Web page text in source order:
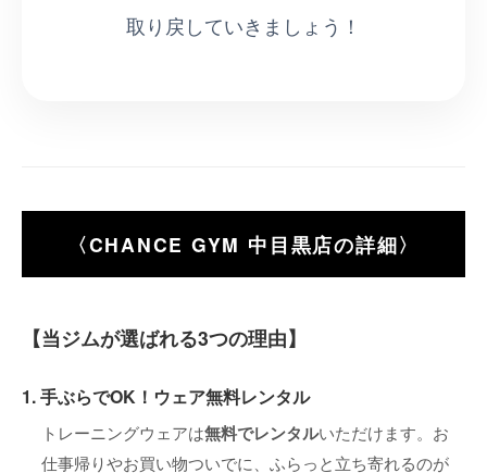
取り戻していきましょう！
〈CHANCE GYM 中目黒店の詳細〉
【当ジムが選ばれる3つの理由】
1. 手ぶらでOK！ウェア無料レンタル
トレーニングウェアは無料でレンタルいただけます。お
仕事帰りやお買い物ついでに、ふらっと立ち寄れるのが